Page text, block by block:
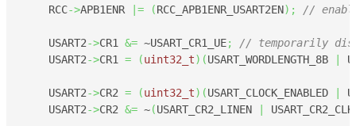
    RCC
->APB1ENR |= (RCC_APB1ENR_USART2EN) ; //
    USART2
->CR1 &= ~USART_CR1_UE;
// temporarily
    USART2
->CR1 = (uint32_t) (USART_WORDLENGTH_8B |
    USART2
->CR2 = (uint32_t) (USART_CLOCK_ENABLED |
    USART2
->CR2 &= ~(USART_CR2_LINEN |